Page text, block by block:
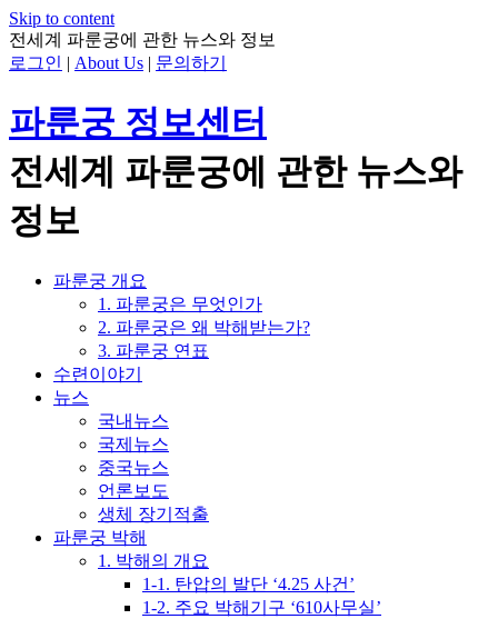
Skip to content
전세계 파룬궁에 관한 뉴스와 정보
로그인 | About Us | 문의하기
파룬궁 정보센터
전세계 파룬궁에 관한 뉴스와
정보
파룬궁 개요
1. 파룬궁은 무엇인가
2. 파룬궁은 왜 박해받는가?
3. 파룬궁 연표
수련이야기
뉴스
국내뉴스
국제뉴스
중국뉴스
언론보도
생체 장기적출
파룬궁 박해
1. 박해의 개요
1-1. 탄압의 발단 ‘4.25 사건’
1-2. 주요 박해기구 ‘610사무실’